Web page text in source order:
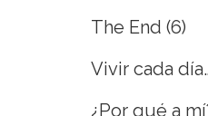
The End (6)
Vivir cada
¿Por qué a